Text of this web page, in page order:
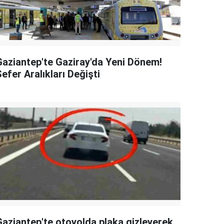
Gaziray'da Yeni Dönem!
Aralıkları Değişti